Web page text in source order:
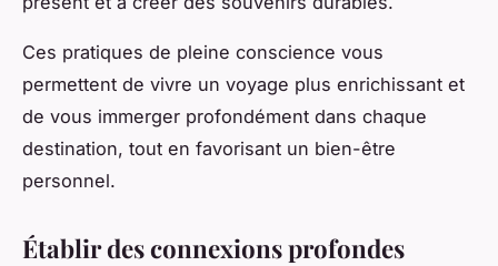
Ces pratiques de pleine conscience vous
permettent de vivre un voyage plus enrichissant et
de vous immerger profondément dans chaque
destination, tout en favorisant un bien-être
personnel.
Établir des connexions profondes